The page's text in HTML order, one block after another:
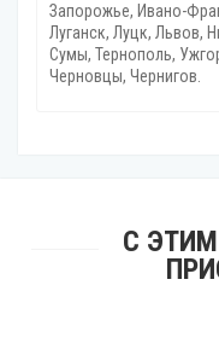
Запорожье, Ивано-
Луганск, Луцк, Львов,
Сумы, Тернополь,
Черновцы, Чернигов.
С